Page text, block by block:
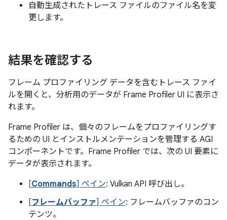
自動生成されたトレース ファイルのファイル名を変
更します。
結果を確認する
フレーム プロファイリング データを含むトレース ファイ
ルを開くと、分析用のデータが Frame Profiler UI に表示さ
れます。
Frame Profiler は、個々のフレームをプロファイリングす
るための UI とインストルメンテーションを管理する AGI
コンポーネントです。Frame Profiler では、次の UI 要素に
データが表示されます。
[Commands] ペイン: Vulkan API 呼び出し。
[フレームバッファ] ペイン: フレームバッファのコン
テンツ。